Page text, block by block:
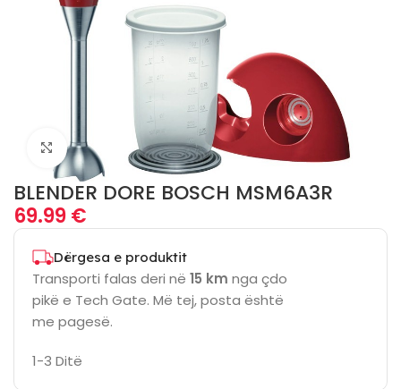
Click to enlarge
BLENDER DORE BOSCH MSM6A3R
69.99€
Dërgesa e produktit
Transporti falas deri në 15 km nga çdo
pikë e Tech Gate. Më tej, posta është
me pagesë.
1-3 Ditë